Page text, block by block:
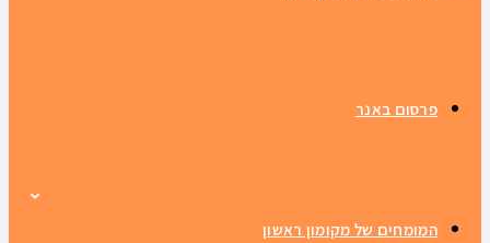
פרסום באנר
המומחים של מקומון ראשון